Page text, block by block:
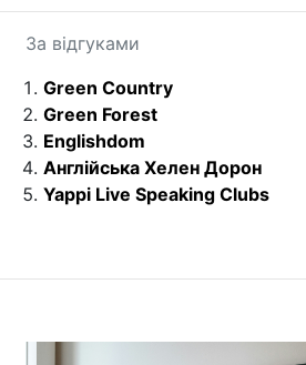
За відгуками
Green Country
Green Forest
Englishdom
Англійська Хелен Дорон
Yappi Live Speaking Clubs